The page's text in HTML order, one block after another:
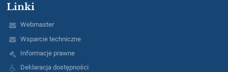
Linki
Webmaster
Wsparcie techniczne
Informacje prawne
Deklaracja dostępności